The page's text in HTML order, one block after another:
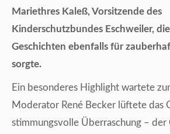
Mariethres Kaleß, Vorsitzende des
Kinderschutzbundes Eschweiler,
Geschichten ebenfalls für
sorgte.
Ein besonderes Highlight wartete
Moderator René Becker lüftete das
stimmungsvolle Überraschung – der